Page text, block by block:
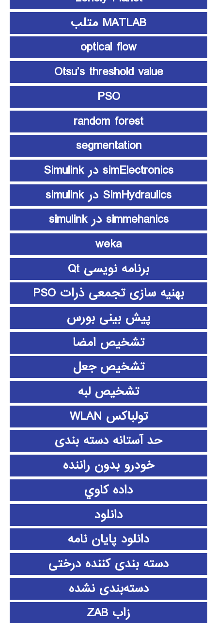
MATLAB متلب
optical flow
Otsu’s threshold value
PSO
random forest
segmentation
simElectronics در Simulink
SimHydraulics در simulink
simmehanics در simulink
weka
برنامه نویسی Qt
بهنیه سازی تجمعی ذرات PSO
پیش بینی بورس
تشخیص امضا
تشخیص جعل
تشخیص لبه
تولباکس WLAN
حد آستانه دسته بندی
خودرو بدون راننده
داده كاوي
دانلود
دانلود پايان نامه
دسته بندی کننده درختی
دسته‌بندی نشده
زاب ZAB